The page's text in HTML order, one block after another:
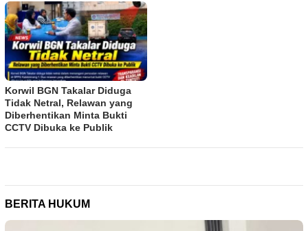
Korwil BGN Takalar Diduga
Tidak Netral, Relawan yang
Diberhentikan Minta Bukti
CCTV Dibuka ke Publik
BERITA HUKUM